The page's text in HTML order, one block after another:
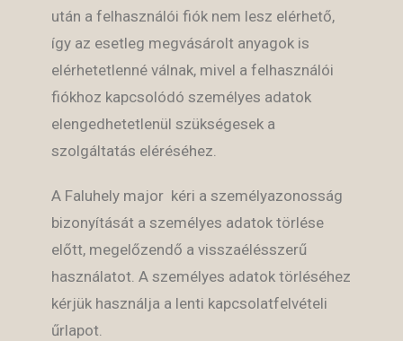
után a felhasználói fiók nem lesz elérhető,
így az esetleg megvásárolt anyagok is
elérhetetlenné válnak, mivel a felhasználói
fiókhoz kapcsolódó személyes adatok
elengedhetetlenül szükségesek a
szolgáltatás eléréséhez.
A Faluhely major kéri a személyazonosság
bizonyítását a személyes adatok törlése
előtt, megelőzendő a visszaélésszerű
használatot. A személyes adatok törléséhez
kérjük használja a lenti kapcsolatfelvételi
űrlapot.